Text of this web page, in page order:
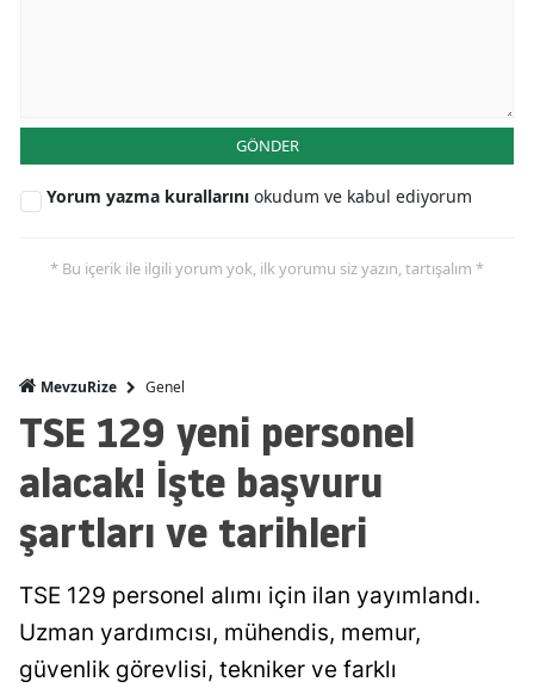
GÖNDER
Yorum yazma kurallarını okudum ve kabul ediyorum
* Bu içerik ile ilgili yorum yok, ilk yorumu siz yazın, tartışalım *
MevzuRize Genel
TSE 129 yeni personel
alacak! İşte başvuru
şartları ve tarihleri
TSE 129 personel alımı için ilan yayımlandı.
Uzman yardımcısı, mühendis, memur,
güvenlik görevlisi, tekniker ve farklı